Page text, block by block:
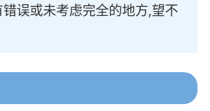
误或未考虑完全的地方,望不